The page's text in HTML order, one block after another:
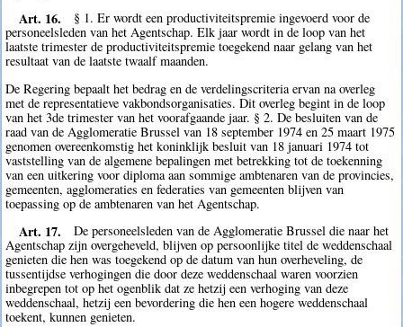
Art. 16.
§ 1. Er wordt een productiviteitspremie ingevoerd voor de
personeelsleden van het Agentschap. Elk jaar wordt in de loop van het
laatste trimester de productiviteitspremie toegekend naar gelang van het
resultaat van de laatste twaalf maanden.
De Regering bepaalt het bedrag en de verdelingscriteria ervan na overleg
met de representatieve vakbondsorganisaties. Dit overleg begint in de loop
van het 3de trimester van het voorafgaande jaar. § 2. De besluiten van de
raad van de Agglomeratie Brussel van 18 september 1974 en 25 maart 1975
genomen overeenkomstig het koninklijk besluit van 18 januari 1974 tot
vaststelling van de algemene bepalingen met betrekking tot de toekenning
van een uitkering voor diploma aan sommige ambtenaren van de provincies,
gemeenten, agglomeraties en federaties van gemeenten blijven van
toepassing op de ambtenaren van het Agentschap.
Art. 17.
De personeelsleden van de Agglomeratie Brussel die naar het
Agentschap zijn overgeheveld, blijven op persoonlijke titel de weddenschaal
genieten die hen was toegekend op de datum van hun overheveling, de
tussentijdse verhogingen die door deze weddenschaal waren voorzien
inbegrepen tot op het ogenblik dat ze hetzij een verhoging van deze
weddenschaal, hetzij een bevordering die hen een hogere weddenschaal
toekent, kunnen genieten.